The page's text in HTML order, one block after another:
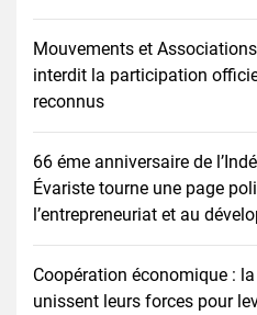
Mouvements et
interdit la participation
reconnus
66 éme anniversaire de
Évariste tourne une page
l’entrepreneuriat et au
Coopération économique : la
unissent leurs forces pour